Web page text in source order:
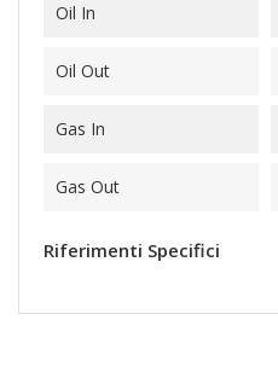
Oil In
Oil Out
Gas In
Gas Out
Riferimenti Specifici